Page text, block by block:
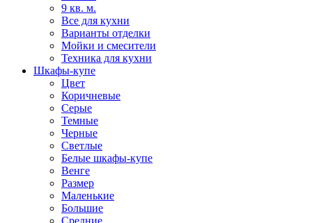
9 кв. м.
Все для кухни
Варианты отделки
Мойки и смесители
Техника для кухни
Шкафы-купе
Цвет
Коричневые
Серые
Темные
Черные
Светлые
Белые шкафы-купе
Венге
Размер
Маленькие
Большие
Средние